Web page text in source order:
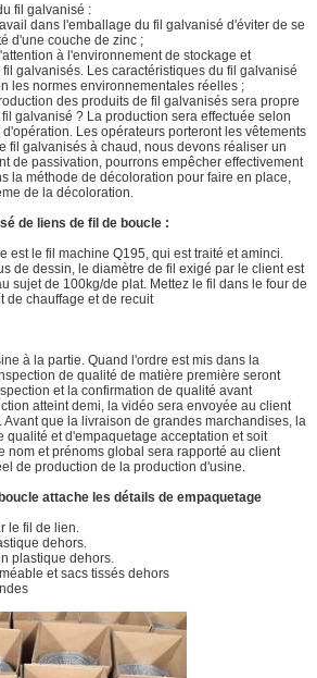
fil galvanisé :
dans l'emballage du fil galvanisé d'éviter de se
d'une couche de zinc ;
à l'environnement de stockage et
galvanisés. Les caractéristiques du fil galvanisé
les normes environnementales réelles ;
des produits de fil galvanisés sera propre
galvanisé ? La production sera effectuée selon
Les opérateurs porteront les vêtements
fil galvanisés à chaud, nous devons réaliser un
de passivation, pourrons empêcher effectivement
la méthode de décoloration pour faire en place,
de la décoloration.
de liens de fil de boucle :
est le fil machine Q195, qui est traité et aminci.
de dessin, le diamètre de fil exigé par le client est
sujet de 100kg/de plat. Mettez le fil dans le four de
de chauffage et de recuit
à la partie. Quand l'ordre est mis dans la
de qualité de matière première seront
et la confirmation de qualité avant
atteint demi, la vidéo sera envoyée au client
que la livraison de grandes marchandises, la
qualité et d'empaquetage acceptation et soit
nom et prénoms global sera rapporté au client
de production de la production d'usine.
attache les détails de empaquetage
le fil de lien.
dehors.
plastique dehors.
et sacs tissés dehors